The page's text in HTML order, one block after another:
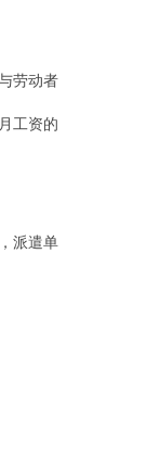
劳动者
工资的
派遣单